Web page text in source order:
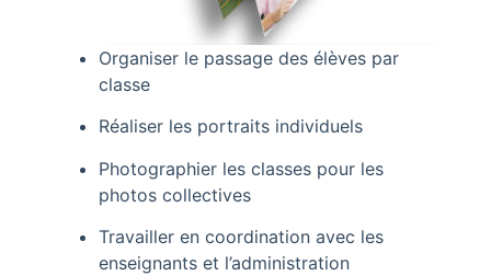
Organiser le passage des élèves par
classe
Réaliser les portraits individuels
Photographier les classes pour les
photos collectives
Travailler en coordination avec les
enseignants et l’administration